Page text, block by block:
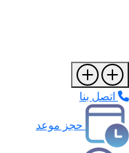
بنا
حجز موعد